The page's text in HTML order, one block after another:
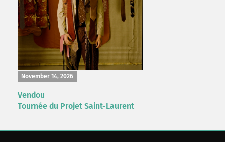
November 14, 2026
Vendou
Tournée du Projet Saint-Laurent